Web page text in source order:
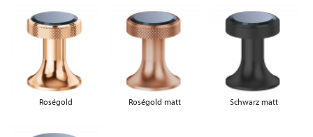
Roségold Roségold matt Schwarz matt